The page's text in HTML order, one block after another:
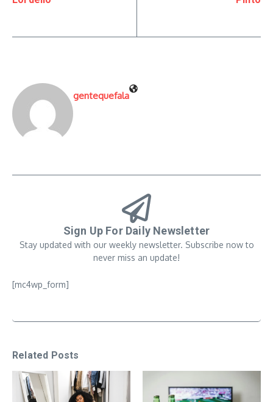
gentequefala
Sign Up For Daily Newsletter
Stay updated with our weekly newsletter. Subscribe now to
never miss an update!
[mc4wp_form]
Related Posts